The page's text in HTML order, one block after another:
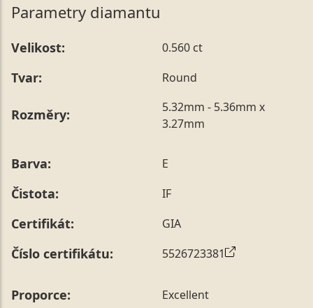
Parametry diamantu
Velikost: 0.560 ct
Tvar: Round
Rozměry:
5.32mm - 5.36mm x
3.27mm
Barva: E
Čistota: IF
Certifikát: GIA
Číslo certifikátu: 5526723381
Proporce: Excellent